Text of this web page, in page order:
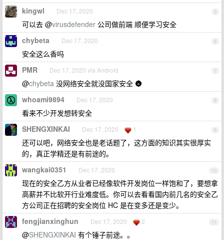
5
kingwl Dec 17, 2020
可以去 @virusdefender 公司做前端 顺便学习安全
6
chybeta Dec 17, 2020
安全这么香吗
7
PMR Dec 17, 2020 via Android
@chybeta 没网络安全就没国家安全 🌚
8
whoami9894 Dec 17, 2020
看来不少开发想转安全
9
SHENGXINKAI Dec 17, 2020 1
还可以吧，网络安全也是老话题了，这方面的知识其实很厚实
的，真正学精还是有前途的。
10
wangkai0351 Dec 17, 2020
现在的安全乙方从业者已经像软件开发岗位一样饱和了，要想拿
高薪并不比软开行业难度低。你可以去看看国内前几名的安全乙
方公司正在招聘的安全岗位 HC 是在变多还是变少。
11
fengjianxinghun Dec 17, 2020 2
@SHENGXINKAI 有个锤子前途。。